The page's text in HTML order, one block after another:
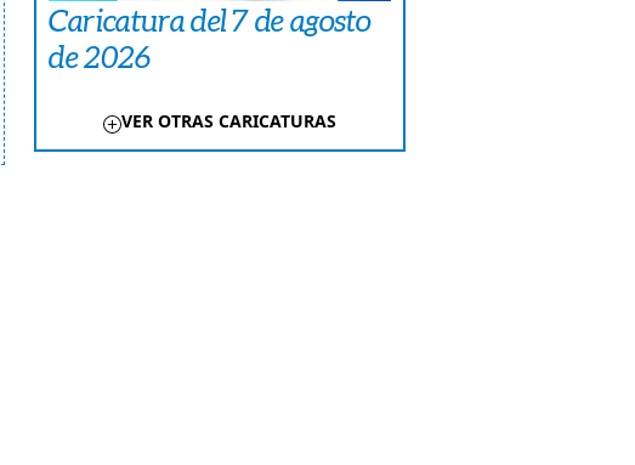
Caricatura del 7 de agosto
de 2026
VER OTRAS CARICATURAS